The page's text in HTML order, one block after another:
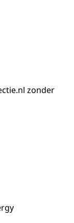
zonder